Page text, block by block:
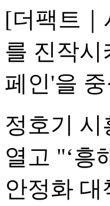
[더팩트
를 진작시
페인'을
정호기 시
열고 "‘흥
안정화